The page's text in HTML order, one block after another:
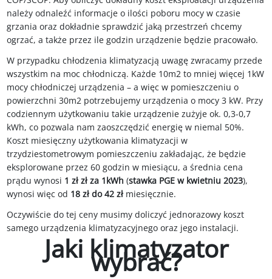
należy odnaleźć informacje o ilości poboru mocy w czasie
grzania oraz dokładnie sprawdzić jaką przestrzeń chcemy
ogrzać, a także przez ile godzin urządzenie będzie pracowało.
W przypadku chłodzenia klimatyzacją uwagę zwracamy przede
wszystkim na moc chłodniczą. Każde 10m2 to mniej więcej 1kW
mocy chłodniczej urządzenia – a więc w pomieszczeniu o
powierzchni 30m2 potrzebujemy urządzenia o mocy 3 kW. Przy
codziennym użytkowaniu takie urządzenie zużyje ok. 0,3-0,7
kWh, co pozwala nam zaoszczędzić energię w niemal 50%.
Koszt miesięczny użytkowania klimatyzacji w
trzydziestometrowym pomieszczeniu zakładając, że będzie
eksplorowane przez 60 godzin w miesiącu, a średnia cena
prądu wynosi 1 zł zł za 1kWh (stawka PGE w kwietniu 2023),
wynosi więc od 18 zł do 42 zł miesięcznie.
Oczywiście do tej ceny musimy doliczyć jednorazowy koszt
samego urządzenia klimatyzacyjnego oraz jego instalacji.
Jaki klimatyzator
wybrać?